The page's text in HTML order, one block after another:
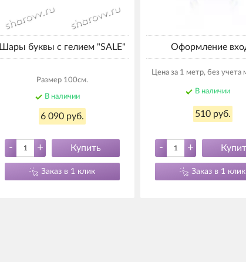
Шары буквы с гелием "SALE"
Размер 100см.
В наличии
6 090 руб.
- + Купить
Заказ в 1 клик
Оформление
Цена за 1 метр, без учета
В наличии
510 руб.
- +
Заказ в 1 клик